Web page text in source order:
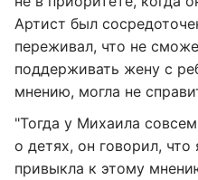
Артист был
переживал, что не
поддерживать жену с
мнению, могла не
"Тогда у Михаила
о детях, он говорил,
привыкла к этому